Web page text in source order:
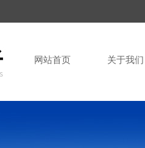
网站首页 关于我们